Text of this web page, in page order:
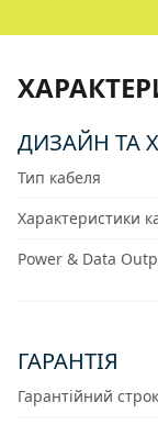
ДИЗАЙН ТА
Тип кабеля
Характеристики
Power & Data
ГАРАНТІЯ
Гарантійний строк